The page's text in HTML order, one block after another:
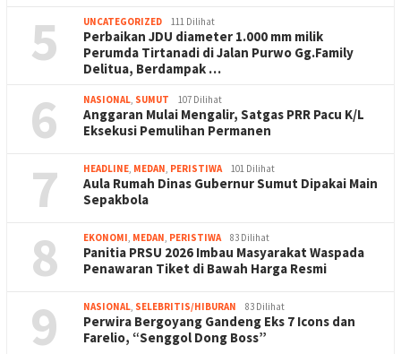
5 UNCATEGORIZED 111 Dilihat
Perbaikan JDU diameter 1.000 mm milik
Perumda Tirtanadi di Jalan Purwo Gg.Family
Delitua, Berdampak …
6 NASIONAL, SUMUT 107 Dilihat
Anggaran Mulai Mengalir, Satgas PRR Pacu K/L
Eksekusi Pemulihan Permanen
7 HEADLINE, MEDAN, PERISTIWA 101 Dilihat
Aula Rumah Dinas Gubernur Sumut Dipakai Main
Sepakbola
8 EKONOMI, MEDAN, PERISTIWA 83 Dilihat
Panitia PRSU 2026 Imbau Masyarakat Waspada
Penawaran Tiket di Bawah Harga Resmi
9 NASIONAL, SELEBRITIS/HIBURAN 83 Dilihat
Perwira Bergoyang Gandeng Eks 7 Icons dan
Farelio, “Senggol Dong Boss”